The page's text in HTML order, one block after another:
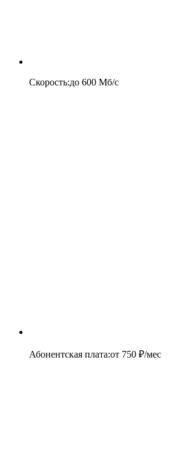
Скорость:до 600 Мб/c
Абонентская плата:от 750 ₽/мес